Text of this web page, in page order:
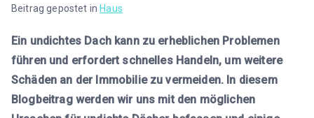
Beitrag gepostet in Haus
Ein undichtes Dach kann zu erheblichen Problemen
führen und erfordert schnelles Handeln, um weitere
Schäden an der Immobilie zu vermeiden. In diesem
Blogbeitrag werden wir uns mit den möglichen